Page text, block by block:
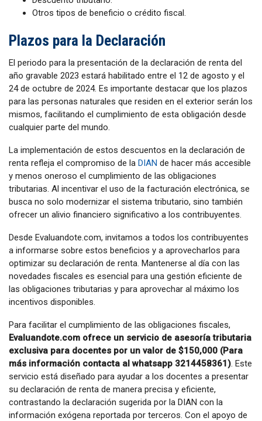
Otros tipos de beneficio o crédito fiscal.
Plazos para la Declaración
El periodo para la presentación de la declaración de renta del
año gravable 2023 estará habilitado entre el 12 de agosto y el
24 de octubre de 2024. Es importante destacar que los plazos
para las personas naturales que residen en el exterior serán los
mismos, facilitando el cumplimiento de esta obligación desde
cualquier parte del mundo.
La implementación de estos descuentos en la declaración de
renta refleja el compromiso de la DIAN de hacer más accesible
y menos oneroso el cumplimiento de las obligaciones
tributarias. Al incentivar el uso de la facturación electrónica, se
busca no solo modernizar el sistema tributario, sino también
ofrecer un alivio financiero significativo a los contribuyentes.
Desde Evaluandote.com, invitamos a todos los contribuyentes
a informarse sobre estos beneficios y a aprovecharlos para
optimizar su declaración de renta. Mantenerse al día con las
novedades fiscales es esencial para una gestión eficiente de
las obligaciones tributarias y para aprovechar al máximo los
incentivos disponibles.
Para facilitar el cumplimiento de las obligaciones fiscales,
Evaluandote.com ofrece un servicio de asesoría tributaria
exclusiva para docentes por un valor de $150,000 (Para
más información contacta al whatsapp 3214458361). Este
servicio está diseñado para ayudar a los docentes a presentar
su declaración de renta de manera precisa y eficiente,
contrastando la declaración sugerida por la DIAN con la
información exógena reportada por terceros. Con el apoyo de